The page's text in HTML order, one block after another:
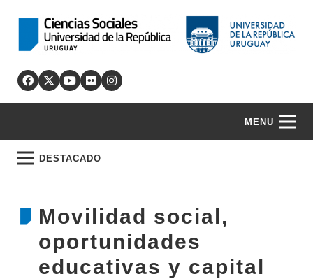
MENU
DESTACADO
Movilidad social,
oportunidades
educativas y capital